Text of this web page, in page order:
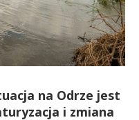
na Odrze jest
i zmiana